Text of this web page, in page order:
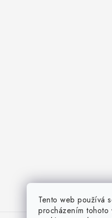
Tento web používá
procházením tohoto